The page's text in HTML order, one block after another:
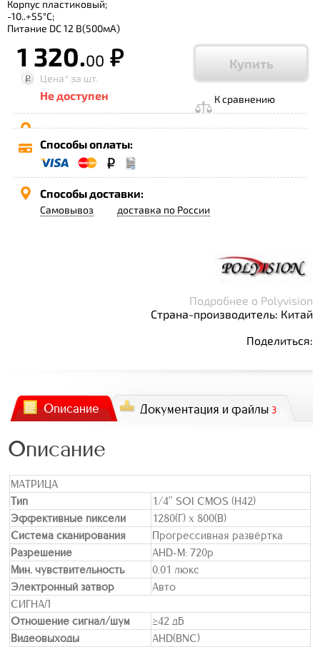
Корпус пластиковый;
-10..+55°C;
Питание DC 12 В(500мА)
1 320.00 р. Купить
Цена* за шт.
Не доступен К сравнению
Способы оплаты:
Способы доставки:
Самовывоз доставка по России
Подробнее о Polyvision
Страна-производитель: Китай
Поделиться:
Описание Документация и файлы 3
Описание
МАТРИЦА
Тип
1/4’’ SOI CMOS (H42)
Эффективные пиксели
1280(Г) х 800(В)
Система сканирования
Прогрессивная развёртка
Разрешение
AHD-M: 720p
Мин. чувствительность
0.01 люкс
Электронный затвор
Авто
СИГНАЛ
Отношение сигнал/шум
≥42 дБ
Видеовыходы
AHD(BNC)